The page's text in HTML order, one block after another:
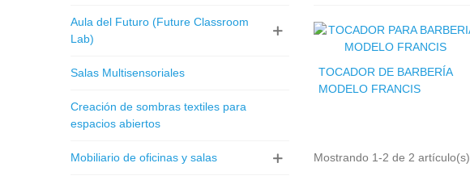
Aula del Futuro (Future Classroom
Lab)
Salas Multisensoriales
Creación de sombras textiles para
espacios abiertos
Mobiliario de oficinas y salas
TOCADOR DE BARBERÍA
MODELO FRANCIS
Mostrando 1-2 de 2 artículo(s)